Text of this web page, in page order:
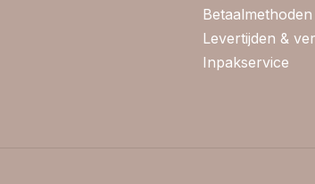
Betaalmethoden
Levertijden &
Inpakservice